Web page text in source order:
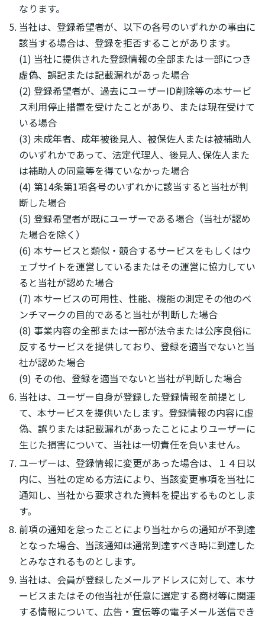
なります。
当社は、登録希望者が、以下の各号のいずれかの事由に
該当する場合は、登録を拒否することがあります。
(1) 当社に提供された登録情報の全部または一部につき
虚偽、誤記または記載漏れがあった場合
(2) 登録希望者が、過去にユーザーID削除等の本サービ
ス利用停止措置を受けたことがあり、または現在受けて
いる場合
(3) 未成年者、成年被後見人、被保佐人または被補助人
のいずれかであって、法定代理人、後見人､保佐人また
は補助人の同意等を得ていなかった場合
(4) 第14条第1項各号のいずれかに該当すると当社が判
断した場合
(5) 登録希望者が既にユーザーである場合（当社が認め
た場合を除く）
(6) 本サービスと類似・競合するサービスをもしくはウ
ェブサイトを運営しているまたはその運営に協力してい
ると当社が認めた場合
(7) 本サービスの可用性、性能、機能の測定その他のベ
ンチマークの目的であると当社が判断した場合
(8) 事業内容の全部または一部が法令または公序良俗に
反するサービスを提供しており、登録を適当でないと当
社が認めた場合
(9) その他、登録を適当でないと当社が判断した場合
当社は、ユーザー自身が登録した登録情報を前提とし
て、本サービスを提供いたします。登録情報の内容に虚
偽、誤りまたは記載漏れがあったことによりユーザーに
生じた損害について、当社は一切責任を負いません。
ユーザーは、登録情報に変更があった場合は、１４日以
内に、当社の定める方法により、当該変更事項を当社に
通知し、当社から要求された資料を提出するものとしま
す。
前項の通知を怠ったことにより当社からの通知が不到達
となった場合、当該通知は通常到達すべき時に到達した
とみなされるものとします。
当社は、会員が登録したメールアドレスに対して、本サ
ービスまたはその他当社が任意に選定する商材等に関連
する情報について、広告・宣伝等の電子メール送信でき